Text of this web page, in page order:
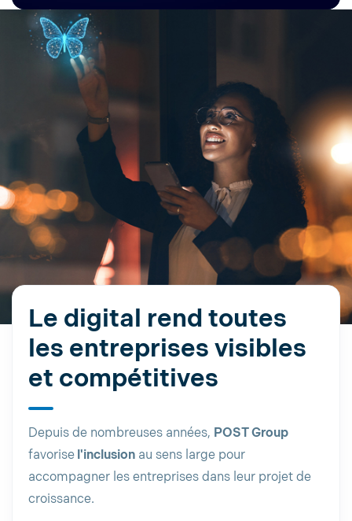
Le digital rend toutes
les entreprises visibles
et compétitives
Depuis de nombreuses années, POST Group
favorise l'inclusion au sens large pour
accompagner les entreprises dans leur projet de
croissance.